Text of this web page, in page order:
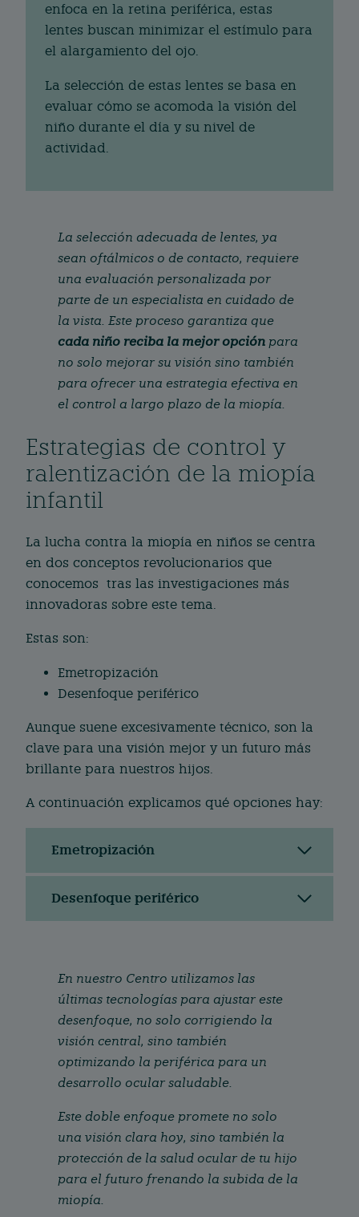
enfoca en la retina periférica, estas
lentes buscan minimizar el estímulo para
el alargamiento del ojo.
La selección de estas lentes se basa en
evaluar cómo se acomoda la visión del
niño durante el día y su nivel de
actividad.
La selección adecuada de lentes, ya
sean oftálmicos o de contacto, requiere
una evaluación personalizada por
parte de un especialista en cuidado de
la vista. Este proceso garantiza que
cada niño reciba la mejor opción para
no solo mejorar su visión sino también
para ofrecer una estrategia efectiva en
el control a largo plazo de la miopía.
Estrategias de control y
ralentización de la miopía
infantil
La lucha contra la miopía en niños se centra
en dos conceptos revolucionarios que
conocemos tras las investigaciones más
innovadoras sobre este tema.
Estas son:
Emetropización
Desenfoque periférico
Aunque suene excesivamente técnico, son la
clave para una visión mejor y un futuro más
brillante para nuestros hijos.
A continuación explicamos qué opciones hay:
Emetropización
Desenfoque periférico
En nuestro Centro utilizamos las
últimas tecnologías para ajustar este
desenfoque, no solo corrigiendo la
visión central, sino también
optimizando la periférica para un
desarrollo ocular saludable.
Este doble enfoque promete no solo
una visión clara hoy, sino también la
protección de la salud ocular de tu hijo
para el futuro frenando la subida de la
miopía.